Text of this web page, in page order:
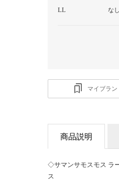
LL なし
マイブラ
商品説明
◇サマンサモスモス ラ
ス